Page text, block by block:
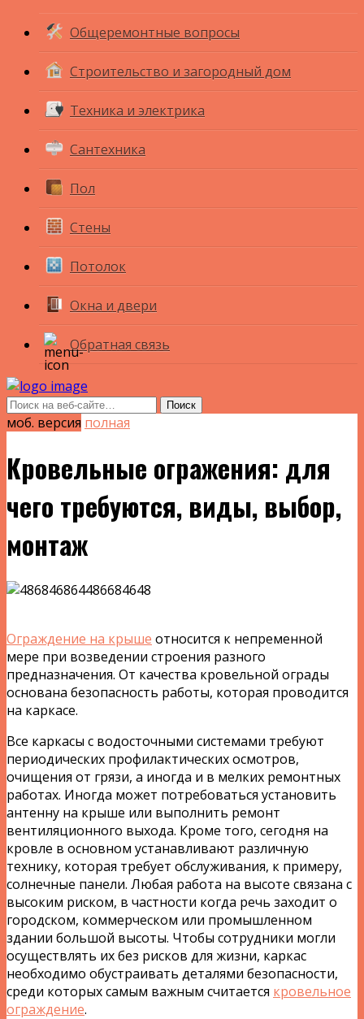
Общеремонтные вопросы
Строительство и загородный дом
Техника и электрика
Сантехника
Пол
Стены
Потолок
Окна и двери
Обратная связь
моб. версия полная
Кровельные огражения: для
чего требуются, виды, выбор,
монтаж
Ограждение на крыше относится к непременной
мере при возведении строения разного
предназначения. От качества кровельной ограды
основана безопасность работы, которая проводится
на каркасе.
Все каркасы с водосточными системами требуют
периодических профилактических осмотров,
очищения от грязи, а иногда и в мелких ремонтных
работах. Иногда может потребоваться установить
антенну на крыше или выполнить ремонт
вентиляционного выхода. Кроме того, сегодня на
кровле в основном устанавливают различную
технику, которая требует обслуживания, к примеру,
солнечные панели. Любая работа на высоте связана с
высоким риском, в частности когда речь заходит о
городском, коммерческом или промышленном
здании большой высоты. Чтобы сотрудники могли
осуществлять их без рисков для жизни, каркас
необходимо обустраивать деталями безопасности,
среди которых самым важным считается кровельное
ограждение.